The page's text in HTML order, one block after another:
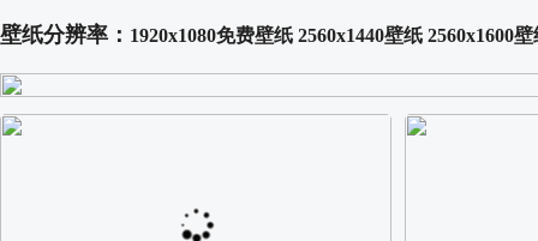
壁纸分辨率： 1920x1080免费壁纸 2560x1440壁纸 2560x1600壁